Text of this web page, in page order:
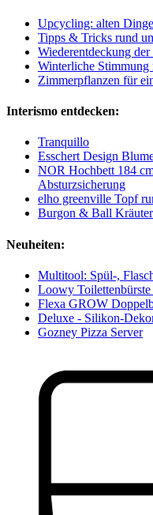
Upcycling: alten
Tipps & Tricks rund
Wiederentdeckung
Winterliche
Zimmerpflanzen für
Interismo entdecken:
Tranquillo
Esschert Design
NOR Hochbett 184
Absturzsicherung
elho greenville Topf
Burgon & Ball
Neuheiten:
Multitool: Spül-,
Loowy
Flexa GROW
Deluxe - Silikon-
Gozney Pizza Server